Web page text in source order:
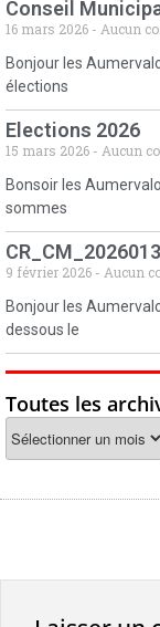
Conseil
16 mars 2026
Aucun
Bonjour les
élections
Elections 2026
15 mars 2026
Aucun
Bonsoir les
sommes
9 février 2026
Aucun
Bonjour les
dessous le
Toutes les